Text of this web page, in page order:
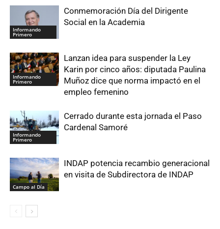
Informando
Primero
Conmemoración Día del Dirigente
Social en la Academia
Informando
Primero
Lanzan idea para suspender la Ley
Karin por cinco años: diputada Paulina
Muñoz dice que norma impactó en el
empleo femenino
Informando
Primero
Cerrado durante esta jornada el Paso
Cardenal Samoré
Campo al Día
INDAP potencia recambio generacional
en visita de Subdirectora de INDAP